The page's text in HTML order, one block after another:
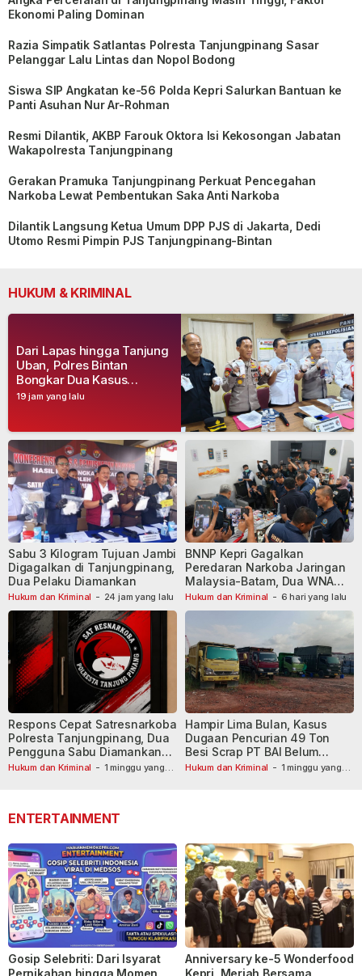
Ekonomi Paling Dominan
Razia Simpatik Satlantas Polresta Tanjungpinang Sasar
Pelanggar Lalu Lintas dan Nopol Bodong
Siswa SIP Angkatan ke-56 Polda Kepri Salurkan Bantuan ke
Panti Asuhan Nur Ar-Rohman
Resmi Dilantik, AKBP Farouk Oktora Isi Kekosongan Jabatan
Wakapolresta Tanjungpinang
Gerakan Pramuka Tanjungpinang Perkuat Pencegahan
Narkoba Lewat Pembentukan Saka Anti Narkoba
Dilantik Langsung Ketua Umum DPP PJS di Jakarta, Dedi
Utomo Resmi Pimpin PJS Tanjungpinang-Bintan
HUKUM & KRIMINAL
19 jam yang lalu
Dari Lapas hingga Tanjung
Uban, Polres Bintan
Bongkar Dua Kasus
Narkoba, Empat Tersangka
Hukum dan Kriminal - 24 jam yang lalu
Sabu 3 Kilogram Tujuan Jambi
Digagalkan di Tanjungpinang,
Dua Pelaku Diamankan
Hukum dan Kriminal - 6 hari yang lalu
BNNP Kepri Gagalkan
Peredaran Narkoba Jaringan
Malaysia-Batam, Dua WNA
Masih Diburu
Hukum dan Kriminal - 1 minggu yang
Respons Cepat Satresnarkoba
Polresta Tanjungpinang, Dua
Pengguna Sabu Diamankan
Usai Dilaporkan ke Call Center
Hukum dan Kriminal - 1 minggu yang
Hampir Lima Bulan, Kasus
Dugaan Pencurian 49 Ton
Besi Scrap PT BAI Belum
Tetapkan Tersangka
ENTERTAINMENT
Gosip Selebriti: Dari Isyarat
Anniversary ke-5 Wonderfood